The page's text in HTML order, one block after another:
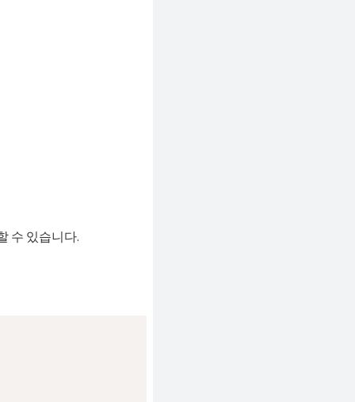
수 있습니다.